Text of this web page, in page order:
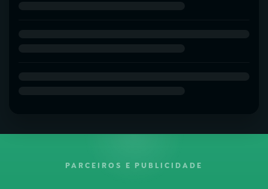
PARCEIROS E PUBLICIDADE